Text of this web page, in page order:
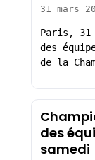
31 mars
Paris, 31
des
de la
des
samedi